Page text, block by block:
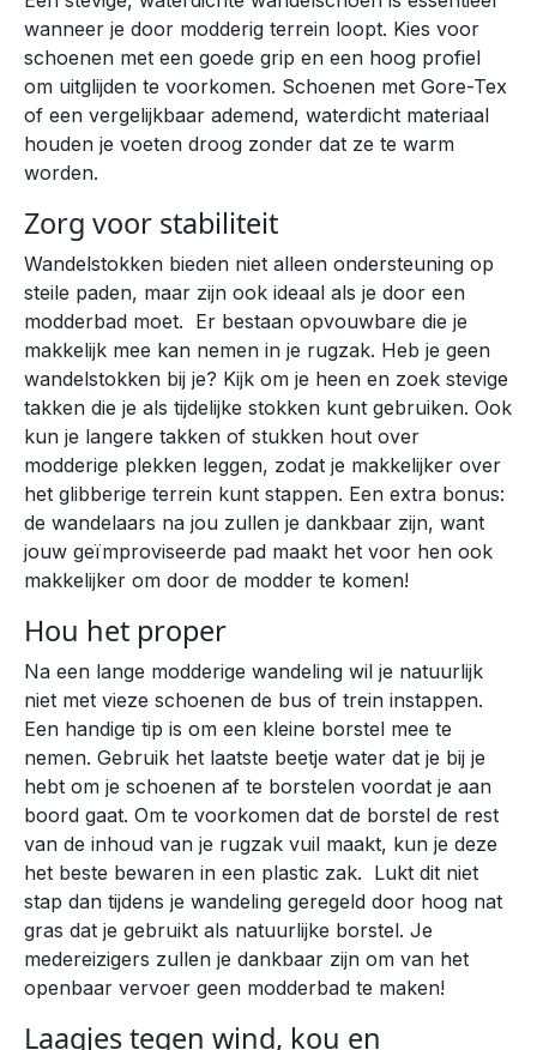
wanneer je door modderig terrein loopt. Kies voor
schoenen met een goede grip en een hoog profiel
om uitglijden te voorkomen. Schoenen met Gore-Tex
of een vergelijkbaar ademend, waterdicht materiaal
houden je voeten droog zonder dat ze te warm
worden.
Zorg voor stabiliteit
Wandelstokken bieden niet alleen ondersteuning op
steile paden, maar zijn ook ideaal als je door een
modderbad moet. Er bestaan opvouwbare die je
makkelijk mee kan nemen in je rugzak. Heb je geen
wandelstokken bij je? Kijk om je heen en zoek stevige
takken die je als tijdelijke stokken kunt gebruiken. Ook
kun je langere takken of stukken hout over
modderige plekken leggen, zodat je makkelijker over
het glibberige terrein kunt stappen. Een extra bonus:
de wandelaars na jou zullen je dankbaar zijn, want
jouw geïmproviseerde pad maakt het voor hen ook
makkelijker om door de modder te komen!
Hou het proper
Na een lange modderige wandeling wil je natuurlijk
niet met vieze schoenen de bus of trein instappen.
Een handige tip is om een kleine borstel mee te
nemen. Gebruik het laatste beetje water dat je bij je
hebt om je schoenen af te borstelen voordat je aan
boord gaat. Om te voorkomen dat de borstel de rest
van de inhoud van je rugzak vuil maakt, kun je deze
het beste bewaren in een plastic zak. Lukt dit niet
stap dan tijdens je wandeling geregeld door hoog nat
gras dat je gebruikt als natuurlijke borstel. Je
medereizigers zullen je dankbaar zijn om van het
openbaar vervoer geen modderbad te maken!
Laagjes tegen wind, kou en